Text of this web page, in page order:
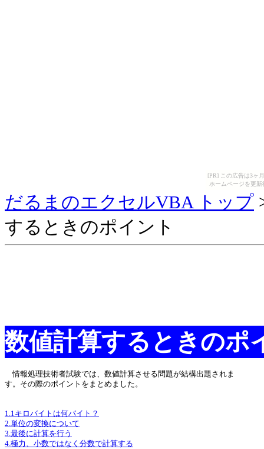
[PR] この広告は3ヶ
ホームページを更
だるまのエクセルVBA トップ
するときのポイント
数値計算するときのポ
情報処理技術者試験では、数値計算させる問題が結構出題されま
す。その際のポイントをまとめました。
1.1キロバイトは何バイト？
2.単位の変換について
3.最後に計算を行う
4.極力、小数ではなく分数で計算する